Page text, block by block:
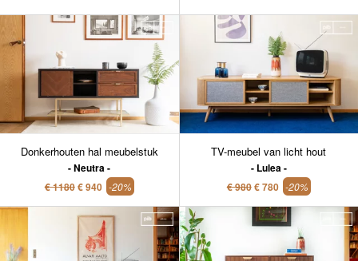
Donkerhouten hal meubelstuk
Neutra
€ 1180€ 940 -20%
TV-meubel van licht hout
Lulea
€ 980€ 780 -20%